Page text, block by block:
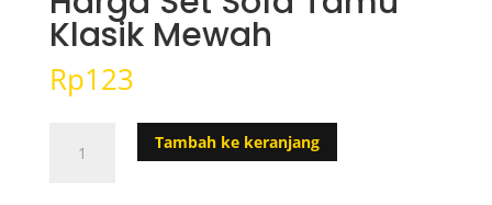
Klasik Mewah
Rp123
Harga
Tambah ke keranjang